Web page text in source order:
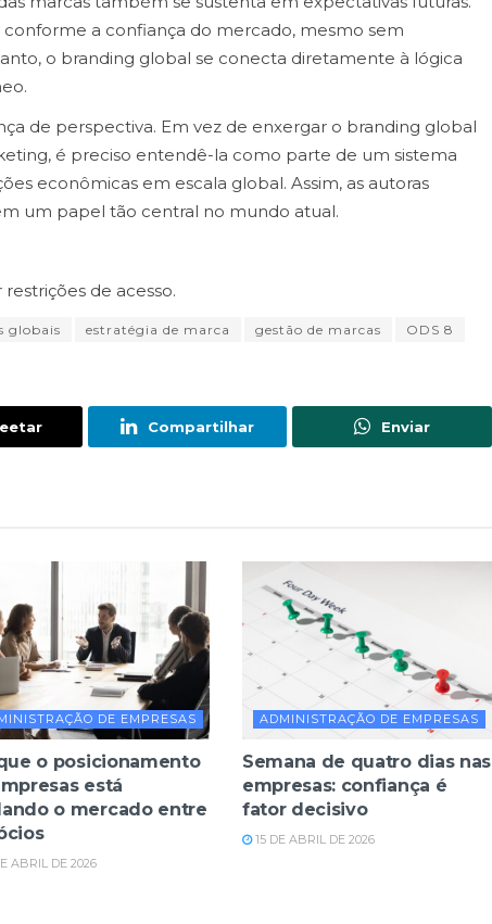
a confiança do mercado, mesmo sem
o branding global se conecta diretamente à lógica
de perspectiva. Em vez de enxergar o branding global
é preciso entendê-la como parte de um sistema
econômicas em escala global. Assim, as autoras
um papel tão central no mundo atual.
de acesso.
globais estratégia de marca gestão de marcas
ODS 8
Compartilhar Enviar
DE EMPRESAS
o posicionamento
está
o mercado entre
ABRIL DE 2026
ADMINISTRAÇÃO DE EMPRESAS
Semana de quatro dias nas
empresas: confiança é
fator decisivo
15 DE ABRIL DE 2026